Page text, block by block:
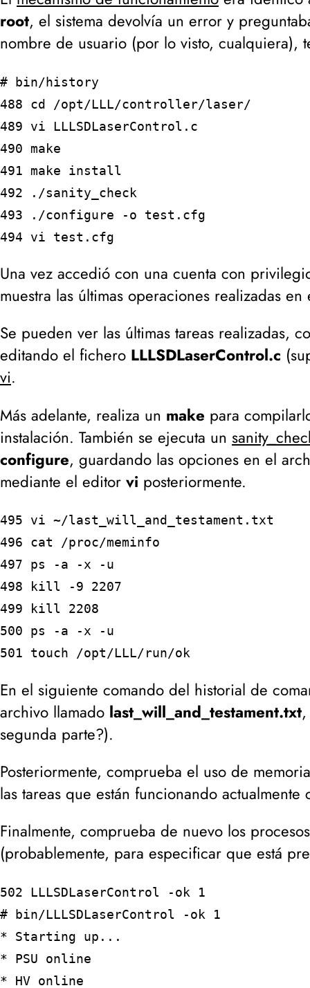
root, el sistema devolvía un error y
nombre de usuario (por lo visto, cualquiera),
# bin/history
488 cd /opt/LLL/controller/laser/
489 vi LLLSDLaserControl.c
490 make
491 make install
492 ./sanity_check
493 ./configure -o test.cfg
494 vi test.cfg
Una vez accedió con una cuenta con
muestra las últimas operaciones realizadas en
Se pueden ver las últimas tareas realizadas,
editando el fichero LLLSDLaserControl.c (
vi.
Más adelante, realiza un make para
instalación. También se ejecuta un
configure, guardando las opciones en el
mediante el editor vi posteriormente.
495 vi ~/last_will_and_testament.txt
496 cat /proc/meminfo
497 ps -a -x -u
498 kill -9 2207
499 kill 2208
500 ps -a -x -u
501 touch /opt/LLL/run/ok
En el siguiente comando del historial de
archivo llamado last_will_and_testament.txt
segunda parte?).
Posteriormente, comprueba el uso de
las tareas que están funcionando
Finalmente, comprueba de nuevo los
(probablemente, para especificar que está
502 LLLSDLaserControl -ok 1
# bin/LLLSDLaserControl -ok 1
* Starting up...
* PSU online
* HV online